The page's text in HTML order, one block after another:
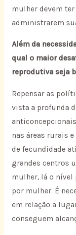
mulher devem
administrarem
Além da
qual o maior
reprodutiva seja
Repensar as
vista a profunda
nas áreas rurais
de fecundidade
grandes centros
mulher, lá o nível
por mulher. É
em relação a
conseguem